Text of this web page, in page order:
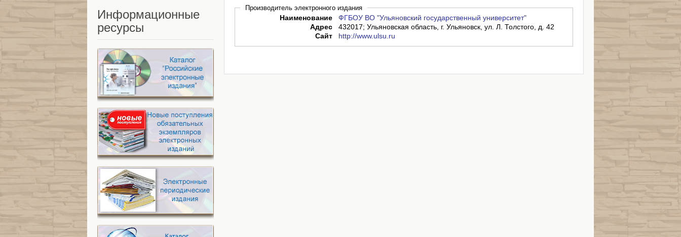
Производитель электронного издания
Наименование
ФГБОУ ВО "Ульяновский государственный университет"
Адрес
432017; Ульяновская область, г. Ульяновск, ул. Л. Толстого, д. 42
Сайт
http://www.ulsu.ru
Информационные
ресурсы